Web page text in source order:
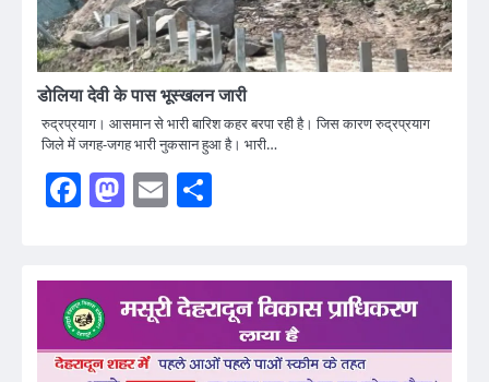
डोलिया देवी के पास भूस्खलन जारी
रुद्रप्रयाग। आसमान से भारी बारिश कहर बरपा रही है। जिस कारण रुद्रप्रयाग
जिले में जगह-जगह भारी नुकसान हुआ है। भारी…
Facebook
Mastodon
Email